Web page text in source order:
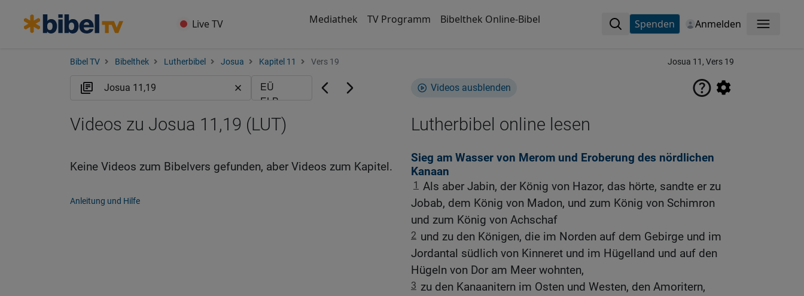
Live TV Mediathek TV Programm Bibelthek Online-Bibel Spenden Anmelden Menü
Bibel TV Bibelthek Lutherbibel Josua Kapitel 11 Vers 19 Josua 11, Vers 19
Videos ausblenden
Lutherbibel online lesen
Sieg am Wasser von Merom und Eroberung des nördlichen
Kanaan
1 Als aber Jabin, der König von Hazor, das hörte, sandte er zu
Jobab, dem König von Madon, und zum König von Schimron
und zum König von Achschaf
2 und zu den Königen, die im Norden auf dem Gebirge und im
Jordantal südlich von Kinneret und im Hügelland und auf den
Hügeln von Dor am Meer wohnten,
3 zu den Kanaanitern im Osten und Westen, den Amoritern,
Videos zu Josua 11,19 (LUT)
Keine Videos zum Bibelvers gefunden, aber Videos zum Kapitel.
Anleitung und Hilfe